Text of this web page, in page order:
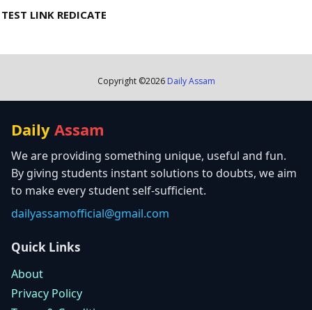
TEST LINK REDICATE
Copyright ©2026 Daily Assam
Daily Assam
We are providing something unique, useful and fun.
By giving students instant solutions to doubts, we aim
to make every student self-sufficient.
dailyassamofficial@gmail.com
Quick Links
About
Privacy Policy